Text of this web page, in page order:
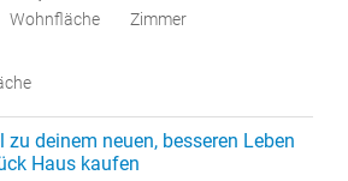
Wohnfläche
Zimmer
zu deinem neuen, besseren Leben
Haus kaufen